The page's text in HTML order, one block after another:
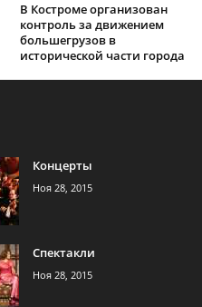
В Костроме организован
контроль за движением
большегрузов в
исторической части города
Концерты
Ноя 28, 2015
Спектакли
Ноя 28, 2015